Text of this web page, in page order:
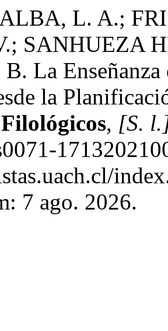
L. A.;
SANHUEZA
La
la
, [S.
7 ago. 2026.